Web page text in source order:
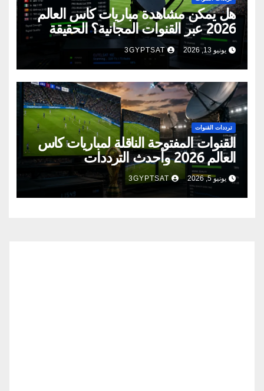
هل يمكن مشاهدة مباريات كأس العالم
2026 عبر القنوات المجانية؟ الحقيقة
الكاملة
يونيو 13, 2026 3GYPTSAT
ترددات القنوات
القنوات المفتوحة الناقلة لمباريات كأس
العالم 2026 وأحدث الترددات
يونيو 5, 2026 3GYPTSAT